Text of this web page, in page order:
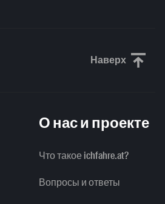
Наверх
О нас и проекте
Что такое ichfahre.at?
Вопросы и ответы